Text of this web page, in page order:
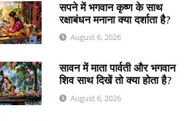
सपने में भगवान कृष्ण के साथ
रक्षाबंधन मनाना क्या दर्शाता है?
August 6, 2026
सावन में माता पार्वती और भगवान
शिव साथ दिखें तो क्या होता है?
August 6, 2026